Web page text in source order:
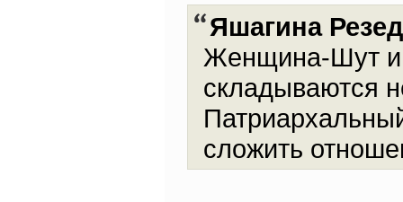
Яшагина
Женщина-Шут и
складываются
сложить